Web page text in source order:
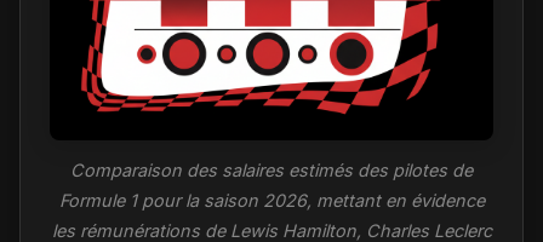
Comparaison des salaires estimés des pilotes de
Formule 1 pour la saison 2026, mettant en évidence
les rémunérations de Lewis Hamilton, Charles Leclerc